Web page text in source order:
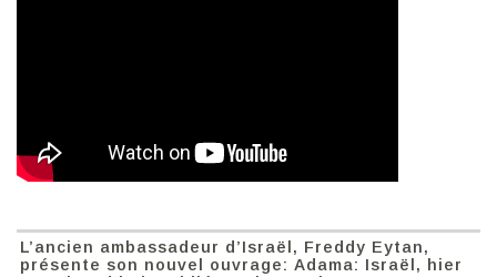
L’ancien ambassadeur d’Israël, Freddy Eytan,
présente son nouvel ouvrage: Adama: Israël, hier